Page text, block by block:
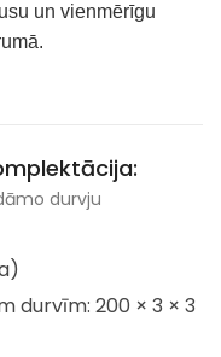
un vienmērīgu
durvju
durvīm: 200 × 3 × 3